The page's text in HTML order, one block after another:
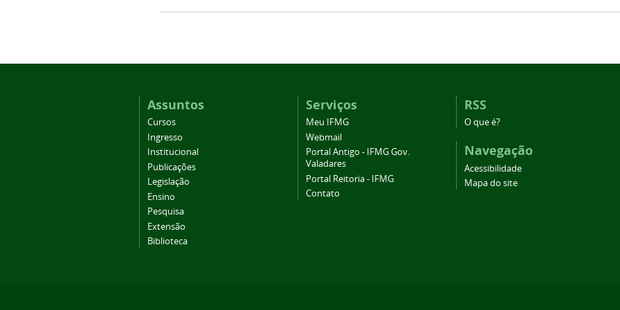
Assuntos
Cursos
Ingresso
Institucional
Publicações
Legislação
Ensino
Pesquisa
Extensão
Biblioteca
Serviços
Meu IFMG
Webmail
Portal Antigo - IFMG Gov.
Valadares
Portal Reitoria - IFMG
Contato
RSS
O que é?
Navegação
Acessibilidade
Mapa do site